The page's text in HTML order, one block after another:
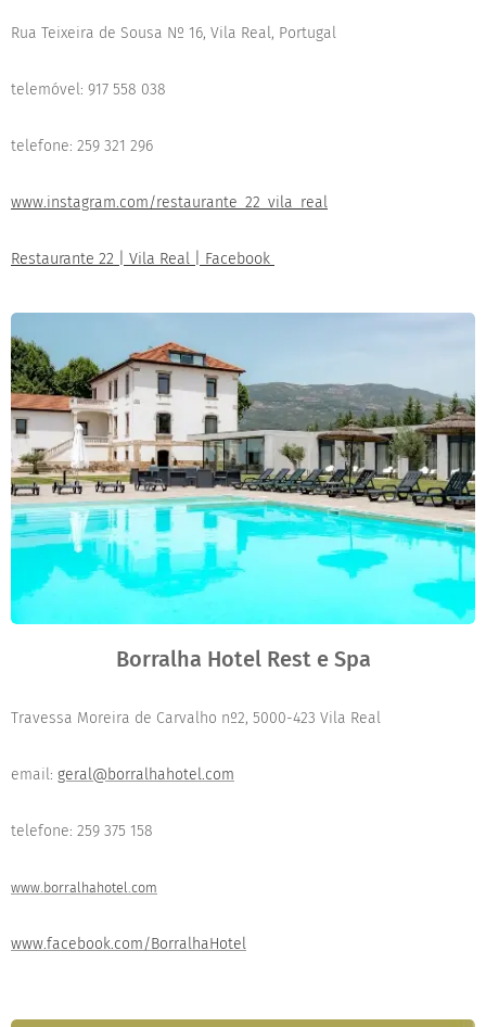
Rua Teixeira de Sousa Nº 16, Vila Real, Portugal
telemóvel: 917 558 038
telefone: 259 321 296
www.instagram.com/restaurante_22_vila_real
Restaurante 22 | Vila Real | Facebook
Borralha Hotel Rest e Spa
Travessa Moreira de Carvalho nº2, 5000-423 Vila Real
email: geral@borralhahotel.com
telefone: 259 375 158
www.borralhahotel.com
www.facebook.com/BorralhaHotel